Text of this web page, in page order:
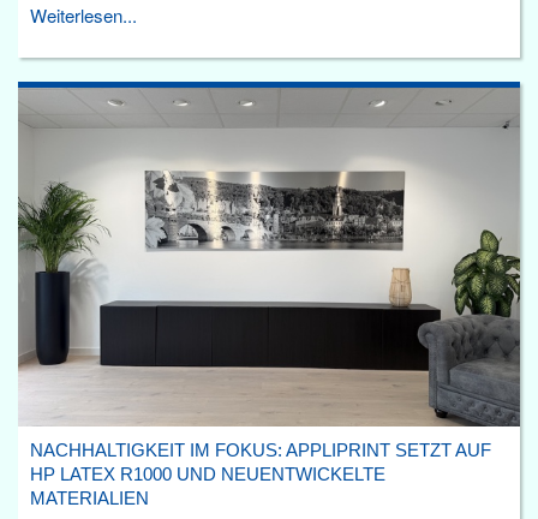
Weiterlesen...
NACHHALTIGKEIT IM FOKUS: APPLIPRINT SETZT AUF
HP LATEX R1000 UND NEUENTWICKELTE
MATERIALIEN